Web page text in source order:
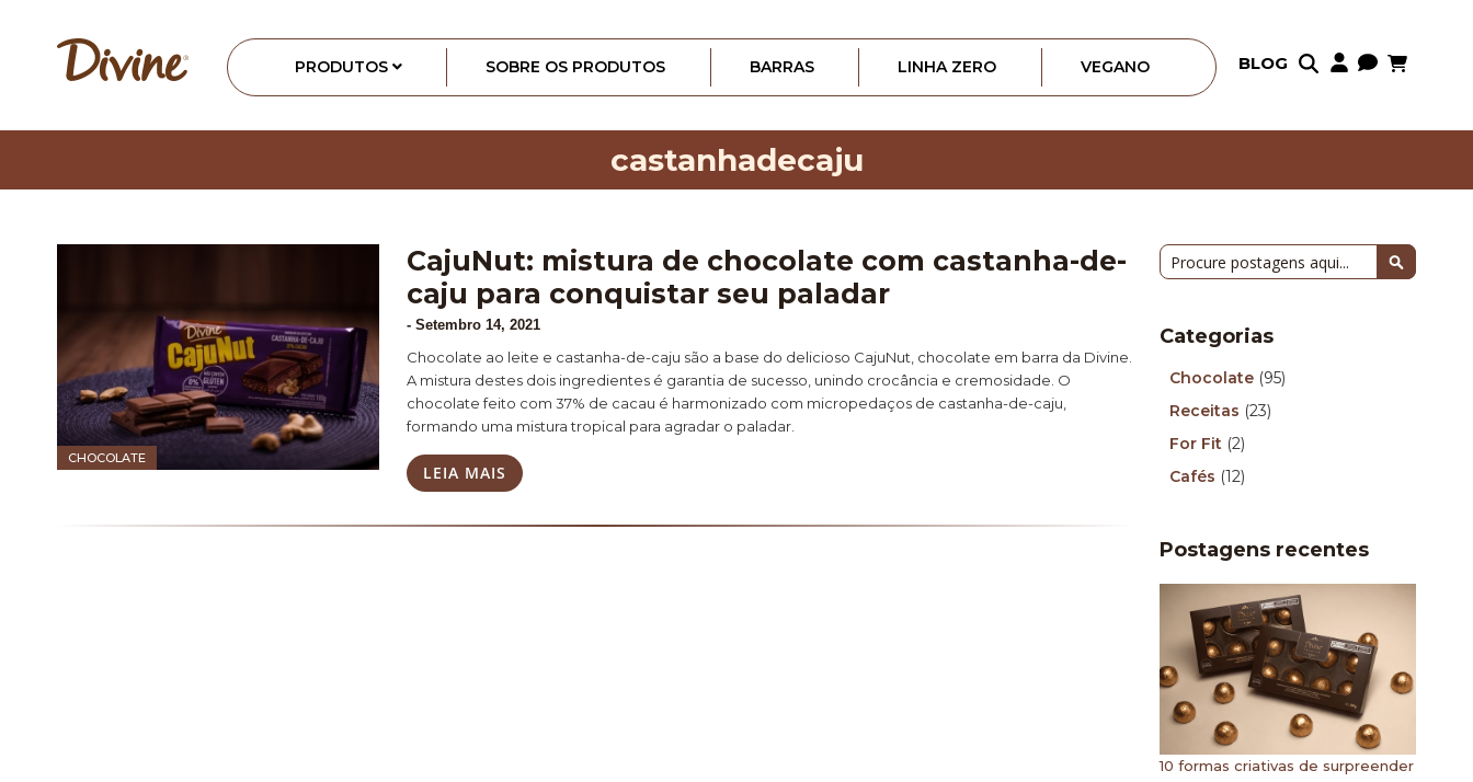
PRODUTOS SOBRE OS PRODUTOS BARRAS LINHA ZERO VEGANO BLOG Meu
conteúdo
castanhadecaju
CHOCOLATE
CajuNut: mistura de chocolate com castanha-de-
caju para conquistar seu paladar
- Setembro 14, 2021
Chocolate ao leite e castanha-de-caju são a base do delicioso CajuNut, chocolate em barra da Divine.
A mistura destes dois ingredientes é garantia de sucesso, unindo crocância e cremosidade. O
chocolate feito com 37% de cacau é harmonizado com micropedaços de castanha-de-caju,
formando uma mistura tropical para agradar o paladar.
LEIA MAIS
Pesquisa
Categorias
Chocolate (95)
Receitas (23)
For Fit (2)
Cafés (12)
Postagens recentes
10 formas criativas de surpreender